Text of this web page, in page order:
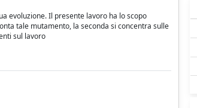
evoluzione. Il presente lavoro ha lo scopo
tale mutamento, la seconda si concentra sulle
sul lavoro